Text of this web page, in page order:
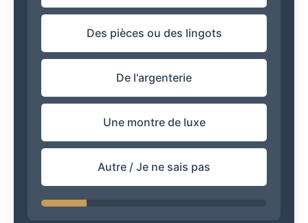
Des pièces ou des lingots
De l'argenterie
Une montre de luxe
Autre / Je ne sais pas